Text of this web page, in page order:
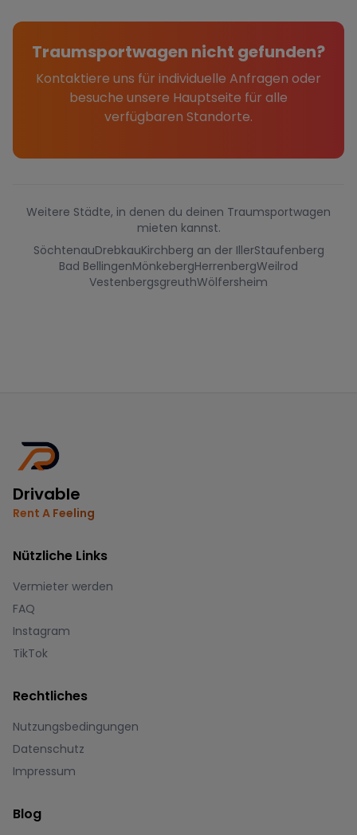
Traumsportwagen nicht gefunden?
Kontaktiere uns für individuelle Anfragen oder
besuche unsere Hauptseite für alle
verfügbaren Standorte.
Weitere Städte, in denen du deinen Traumsportwagen
mieten kannst.
SöchtenauDrebkauKirchberg an der IllerStaufenberg
Bad BellingenMönkebergHerrenbergWeilrod
VestenbergsgreuthWölfersheim
Drivable
Rent A Feeling
Nützliche Links
Vermieter werden
FAQ
Instagram
TikTok
Rechtliches
Nutzungsbedingungen
Datenschutz
Impressum
Blog